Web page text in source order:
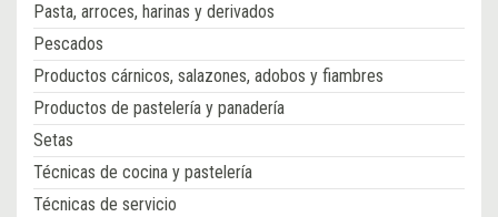
Pasta, arroces, harinas y derivados
Pescados
Productos cárnicos, salazones, adobos y fiambres
Productos de pastelería y panadería
Setas
Técnicas de cocina y pastelería
Técnicas de servicio